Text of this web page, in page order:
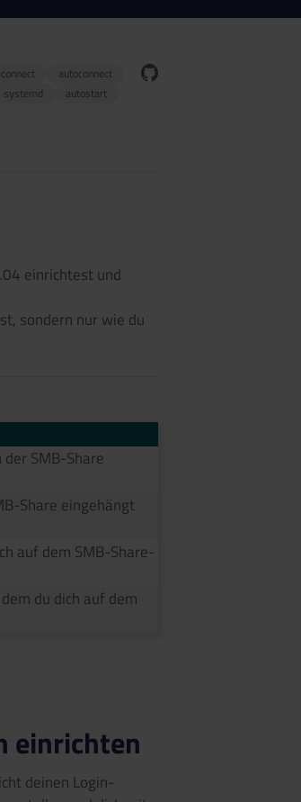
connect
autoconnect
systemd
autostart
einrichtest und
sondern nur wie du
SMB-Share
Share eingehängt
auf dem SMB-Share-
du dich auf dem
einrichten
deinen Login-